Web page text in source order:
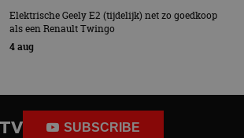
Elektrische Geely E2 (tijdelijk) net zo goedkoop
als een Renault Twingo
4 aug
SUBSCRIBE
cookies maken de
van de website mogelijk, zoals
Aanbieder/
Domein